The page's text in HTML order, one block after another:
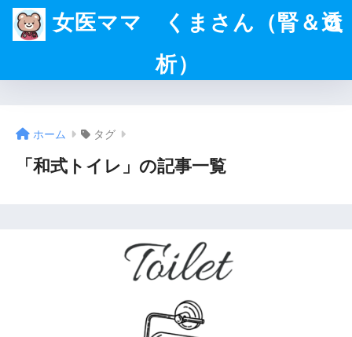
女医ママ くまさん（腎＆透
析）
ホーム タグ
「和式トイレ」の記事一覧